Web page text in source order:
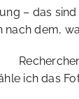
– das
nach dem,
ich das